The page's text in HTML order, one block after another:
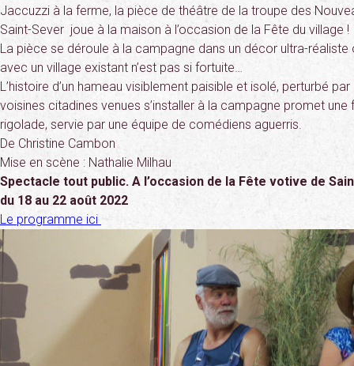
Jaccuzzi à la ferme, la pièce de théâtre de la troupe des
Saint-Sever joue à la maison à l’occasion de la Fête du village !
La pièce se déroule à la campagne dans un décor ultra-
avec un village existant n’est pas si fortuite…
L’histoire d’un hameau visiblement paisible et isolé, perturbé
voisines citadines venues s’installer à la campagne promet une
rigolade, servie par une équipe de comédiens aguerris.
De Christine Cambon
Mise en scène : Nathalie Milhau
Spectacle tout public. A l’occasion de la Fête votive de
du 18 au 22 août 2022
Le programme ici